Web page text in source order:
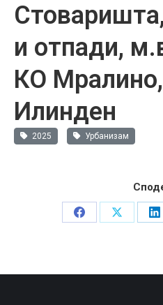
и отпади,
КО
Илинден
2025 Урбанизам
Share
Share